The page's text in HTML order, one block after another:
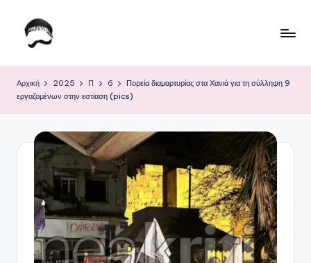
Μετάβαση
ο
Κ
Αρχική 2025 Π 6
Πορεία διαμαρτυρίας στα Χανιά για τη σύλληψη 9
εργαζομένων στην εστίαση (pics)